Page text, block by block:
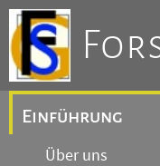
Einführung
Über uns